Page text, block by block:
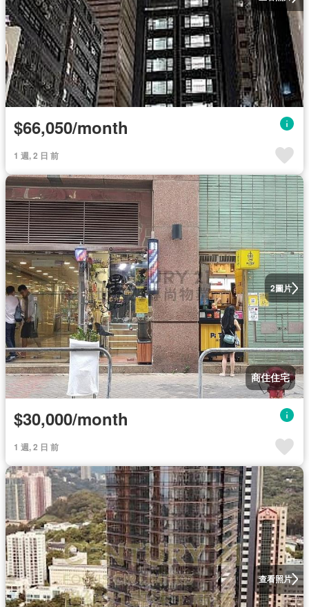
$66,050/month
1 週, 2 日 前
2圖片
商住住宅
$30,000/month
1 週, 2 日 前
查看照片